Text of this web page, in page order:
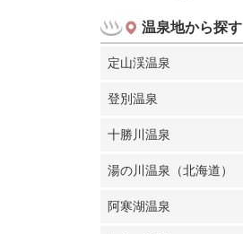
温泉地から探す
定山渓温泉
登別温泉
十勝川温泉
湯の川温泉（北海道）
阿寒湖温泉